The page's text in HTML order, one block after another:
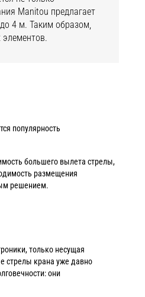
Manitou предлагает
4 м. Таким образом,
элементов.
популярность
большего вылета стрелы,
размещения
решением.
только несущая
стрелы крана уже давно
они